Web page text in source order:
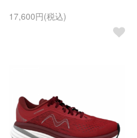
17,600円(税込)